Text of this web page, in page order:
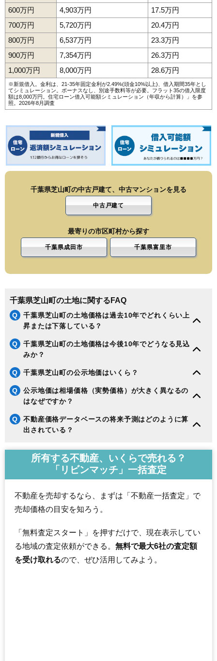
600万円
4,903万円
17.5万円
700万円
5,720万円
20.4万円
800万円
6,537万円
23.3万円
900万円
7,354万円
26.3万円
1,000万円
8,000万円 28.6万円
※新規借入。金利は、21-35年固定金利が2.49%(頭金10%以上)、借入期間35年とし
てシミュレーション。ボーナスなし、別途手数料等が必要。フラット35の借入限度
額は8,000万円。 住宅ローン借入可能額シミュレーション（年収から計算）
」を参
照。2026年8月調査
千葉県芝山町の中古戸建て、中古マンションを見る
中古戸建て
最寄りの市区町村から探す
千葉県成田市 千葉県富里市
千葉県芝山町の土地に関するFAQ
Q
千葉県芝山町の土地価格は過去10年でどれくらい上
昇または下落している？
Q
千葉県芝山町の土地価格は今後10年でどうなる見込
みか？
Q 千葉県芝山町の公示地価はいくら？
Q
公示地価は相場価格（実勢価格）が大きく異なるの
はなぜですか？
Q
不動産価格データベースの将来予測はどのように算
出されている？
所有する不動産、いくらで売れる？
「リビンマッチ」一括査定
不動産を売却するなら、まずは「不動産一括査定」で
売却価格の目安を知ろう。
「無料査定スタート」を押すだけで、現在表示してい
る地域の査定依頼ができる。 無料で最大6社の査定額
を受け取れるので、ぜひ活用してみよう。